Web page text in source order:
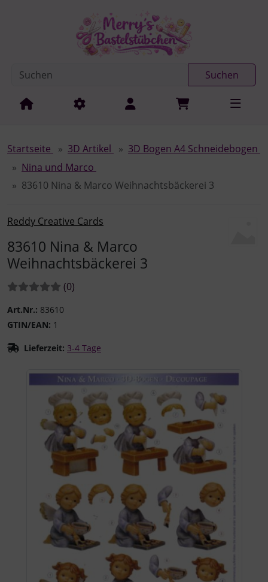
Springe zur Navigation
Suchen
Startseite 3D Artikel
3D Bogen A4 Schneidebogen
Nina und Marco
83610 Nina & Marco Weihnachtsbäckerei 3
Reddy Creative Cards
83610 Nina & Marco
Weihnachtsbäckerei 3
Bewertungen:
(0Bewertungen
)
Art.Nr.: 83610
GTIN/EAN: 1
Lieferzeit: 3-4 Tage
Wenn mehr als ein Produktbild existiert, können Sie die